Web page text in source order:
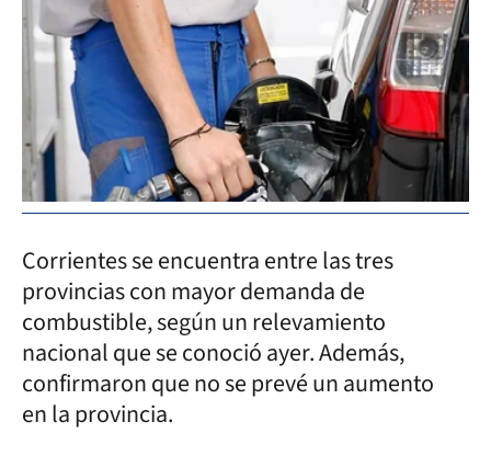
Corrientes se encuentra entre las tres
provincias con mayor demanda de
combustible, según un relevamiento
nacional que se conoció ayer. Además,
confirmaron que no se prevé un aumento
en la provincia.